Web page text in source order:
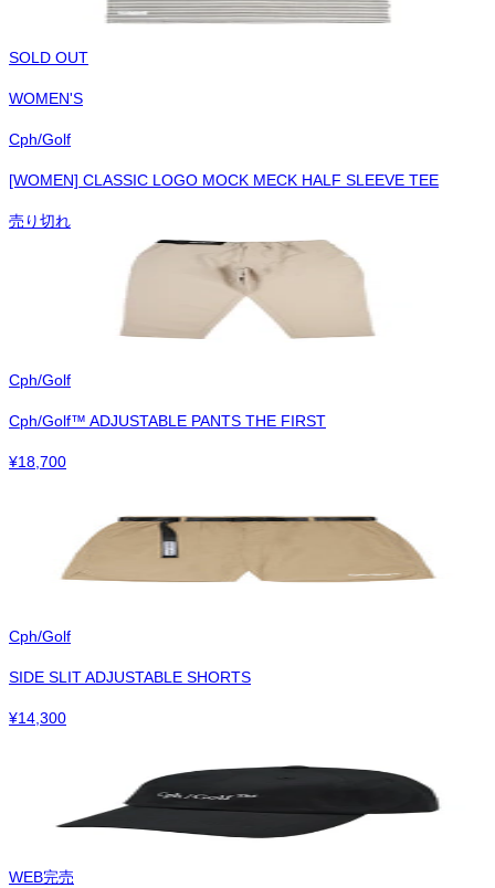
SOLD OUT
WOMEN'S
Cph/Golf
[WOMEN] CLASSIC LOGO MOCK MECK HALF SLEEVE TEE
売り切れ
Cph/Golf
Cph/Golf™︎ ADJUSTABLE PANTS THE FIRST
¥18,700
Cph/Golf
SIDE SLIT ADJUSTABLE SHORTS
¥14,300
WEB完売